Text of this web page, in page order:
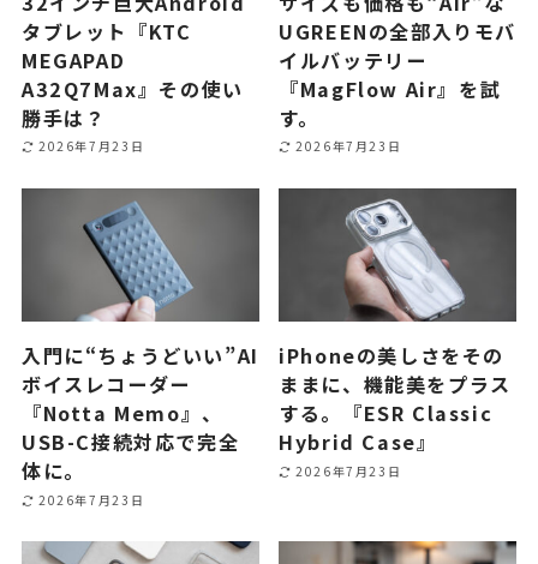
タブレット『KTC
MEGAPAD
A32Q7Max』その使い
勝手は？
2026年7月23日
UGREENの全部入りモバ
イルバッテリー
『MagFlow Air』を試
す。
2026年7月23日
入門に“ちょうどいい”AI
ボイスレコーダー
『Notta Memo』、
USB-C接続対応で完全
体に。
2026年7月23日
iPhoneの美しさをその
ままに、機能美をプラス
する。『ESR Classic
Hybrid Case』
2026年7月23日